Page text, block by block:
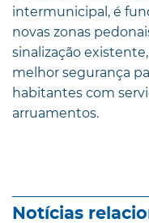
intermunicipal, é
novas zonas
sinalização
melhor segurança
habitantes com
arruamentos.
Notícias